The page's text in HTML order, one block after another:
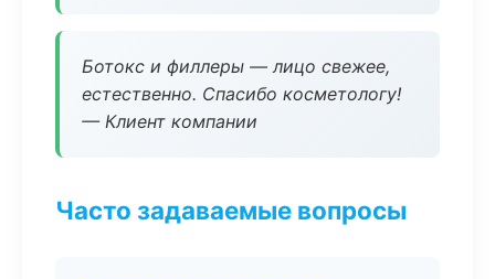
Ботокс и филлеры — лицо свежее,
естественно. Спасибо косметологу!
— Клиент компании
Часто задаваемые вопросы